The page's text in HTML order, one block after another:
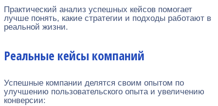
Практический анализ успешных кейсов помогает
лучше понять, какие стратегии и подходы работают в
реальной жизни.
Реальные кейсы компаний
Успешные компании делятся своим опытом по
улучшению пользовательского опыта и увеличению
конверсии: